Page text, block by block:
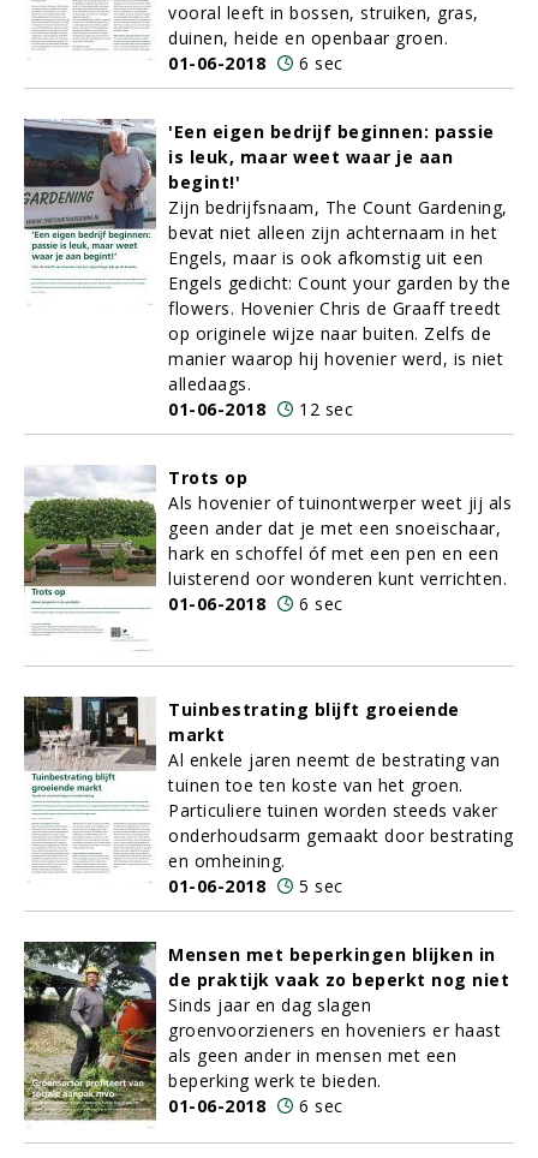
vooral leeft in bossen, struiken, gras,
duinen, heide en openbaar groen.
01-06-2018
6 sec
'Een eigen bedrijf beginnen: passie
is leuk, maar weet waar je aan
begint!'
Zijn bedrijfsnaam, The Count Gardening,
bevat niet alleen zijn achternaam in het
Engels, maar is ook afkomstig uit een
Engels gedicht: Count your garden by the
flowers. Hovenier Chris de Graaff treedt
op originele wijze naar buiten. Zelfs de
manier waarop hij hovenier werd, is niet
alledaags.
01-06-2018
12 sec
Trots op
Als hovenier of tuinontwerper weet jij als
geen ander dat je met een snoeischaar,
hark en schoffel óf met een pen en een
luisterend oor wonderen kunt verrichten.
01-06-2018
6 sec
Tuinbestrating blijft groeiende
markt
Al enkele jaren neemt de bestrating van
tuinen toe ten koste van het groen.
Particuliere tuinen worden steeds vaker
onderhoudsarm gemaakt door bestrating
en omheining.
01-06-2018
5 sec
Mensen met beperkingen blijken in
de praktijk vaak zo beperkt nog niet
Sinds jaar en dag slagen
groenvoorzieners en hoveniers er haast
als geen ander in mensen met een
beperking werk te bieden.
01-06-2018
6 sec